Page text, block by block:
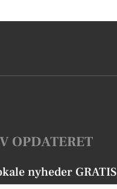
OPDATERET
nyheder GRATIS